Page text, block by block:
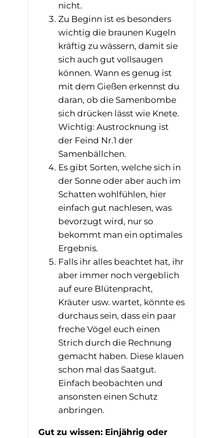
nicht.
Zu Beginn ist es besonders
wichtig die braunen Kugeln
kräftig zu wässern, damit sie
sich auch gut vollsaugen
können. Wann es genug ist
mit dem Gießen erkennst du
daran, ob die Samenbombe
sich drücken lässt wie Knete.
Wichtig: Austrocknung ist
der Feind Nr.1 der
Samenbällchen.
Es gibt Sorten, welche sich in
der Sonne oder aber auch im
Schatten wohlfühlen, hier
einfach gut nachlesen, was
bevorzugt wird, nur so
bekommt man ein optimales
Ergebnis.
Falls ihr alles beachtet hat, ihr
aber immer noch vergeblich
auf eure Blütenpracht,
Kräuter usw. wartet, könnte es
durchaus sein, dass ein paar
freche Vögel euch einen
Strich durch die Rechnung
gemacht haben. Diese klauen
schon mal das Saatgut.
Einfach beobachten und
ansonsten einen Schutz
anbringen.
Gut zu wissen: Einjährig oder